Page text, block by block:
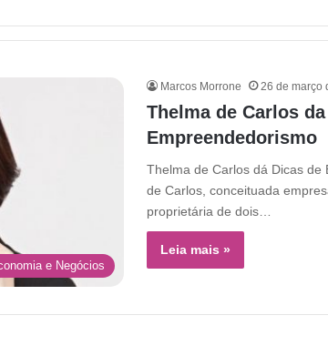
e Negócios
Marcos Morrone 26 de março
Thelma de Carlos
Empreendedorismo
Thelma de Carlos dá Dicas de
de Carlos, conceituada
proprietária de dois…
Leia mais »